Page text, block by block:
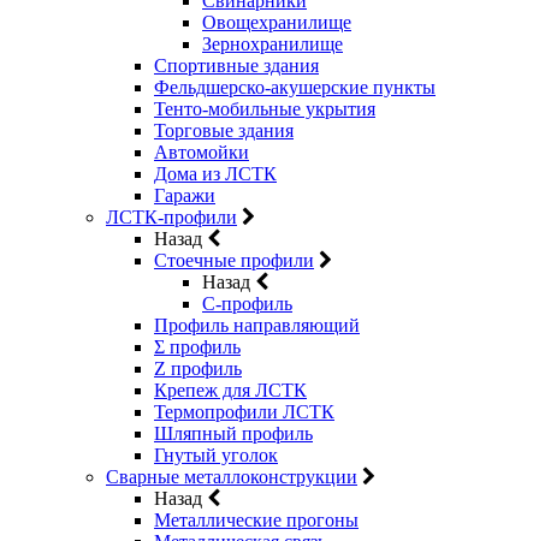
Овощехранилище
Зернохранилище
Спортивные здания
Фельдшерско-акушерские пункты
Тенто-мобильные укрытия
Торговые здания
Автомойки
Дома из ЛСТК
Гаражи
ЛСТК-профили
Назад
Стоечные профили
Назад
C-профиль
Профиль направляющий
Σ профиль
Z профиль
Крепеж для ЛСТК
Термопрофили ЛСТК
Шляпный профиль
Гнутый уголок
Сварные металлоконструкции
Назад
Металлические прогоны